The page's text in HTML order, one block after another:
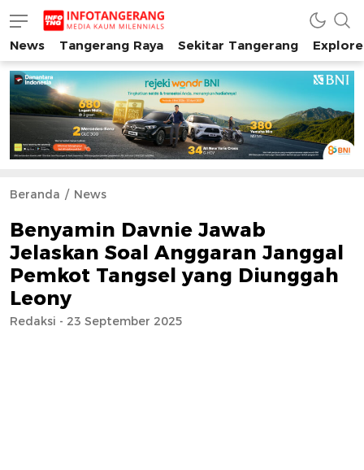
INFO TANGERANG
Media Kaum Millenials Tangerang Raya
News Tangerang Raya Sekitar Tangerang
Beranda News
Benyamin Davnie Jawab
Jelaskan Soal Anggaran Janggal
Pemkot Tangsel yang Diunggah
Leony
Redaksi - 23 September 2025